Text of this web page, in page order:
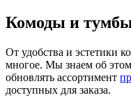
Комоды и
От удобства и эстетики
многое. Мы знаем об
обновлять ассортимент
доступных для заказа.